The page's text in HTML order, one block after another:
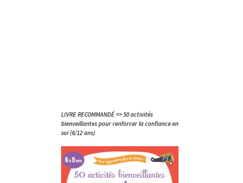
LIVRE RECOMMANDÉ => 50 activités
bienveillantes pour renforcer la confiance en
soi (6/12 ans)